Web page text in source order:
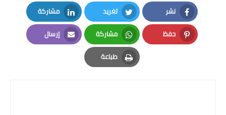
نشر
Facebook
تغريد
Twitter
مشاركة
LinkedIn
حفظ
Pinterest
مشاركة
Whatsapp
إرسال
Email
طباعة
Print